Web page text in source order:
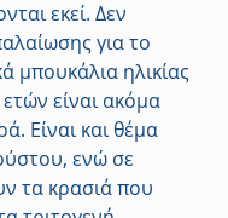
εκεί. Δεν
για το
μπουκάλια ηλικίας
είναι ακόμα
Είναι και θέμα
ενώ σε
τα κρασιά που